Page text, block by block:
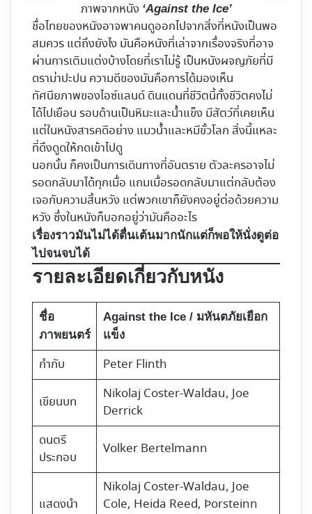
ภาพจากหนัง ‘Against the Ice’
ชื่อไทยของหนังอาจพาคนดูออกไปจากสิ่งที่หนังเป็นพอ
สมควร แต่ถึงยังไง มันคือหนังที่เล่าจากเรื่องจริงที่อาจ
ผ่านการเติมแต่งบ้างโดยที่เราไม่รู้ เป็นหนังผจญภัยที่มี
ดราม่าปะปน ความดีของมันคือการได้มองเห็น
ทัศนียภาพของไอซ์แลนด์ ดินแดนที่ชีวิตนี้ทั้งชีวิตคงไม่
ได้ไปเยือน รอบด้านเป็นหิมะและน้ำแข็ง มีสัตว์ที่เคยเห็น
แต่ในหนังสารคดีอย่าง แมวน้ำและหมีขั้วโลก สิ่งนี้แหละ
ที่ดึงดูดให้กดเข้าไปดู
นอกนั้น ก็คงเป็นการเดินทางที่อันตราย ตัวละครอาจไม่
รอดกลับมาได้ทุกเมื่อ แถมเมื่อรอดกลับมาแต่กลับต้อง
เจอกับความสิ้นหวัง แต่พวกเขาก็ยังคงอยู่ต่อด้วยความ
หวัง ซึ่งในหนังก็บอกอยู่ว่ามันคืออะไร
เรื่องราวมันไม่ได้ตื่นเต้นมากนักแต่ก็พอให้นั่งดูต่อ
ไปจนจบได้
รายละเอียดเกี่ยวกับหนัง
ชื่อ
ภาพยนตร์
Against the Ice / มหันตภัยเยือก
แข็ง
กำกับ Peter Flinth
เขียนบท
Nikolaj Coster-Waldau, Joe
Derrick
ดนตรี
ประกอบ
Volker Bertelmann
แสดงนำ
Nikolaj Coster-Waldau, Joe
Cole, Heida Reed, Þorsteinn